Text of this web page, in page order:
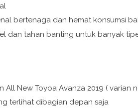
bertenaga dan hemat konsumsi
dan tahan banting untuk banyak
New Toyoa Avanza 2019 ( varian
terlihat dibagian depan saja